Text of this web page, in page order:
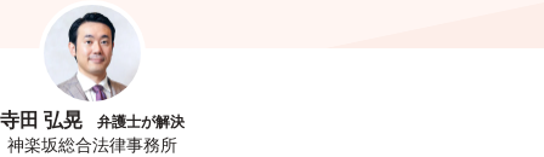
寺田 弘晃 弁護士が解決
所属事務所
神楽坂総合法律事務所